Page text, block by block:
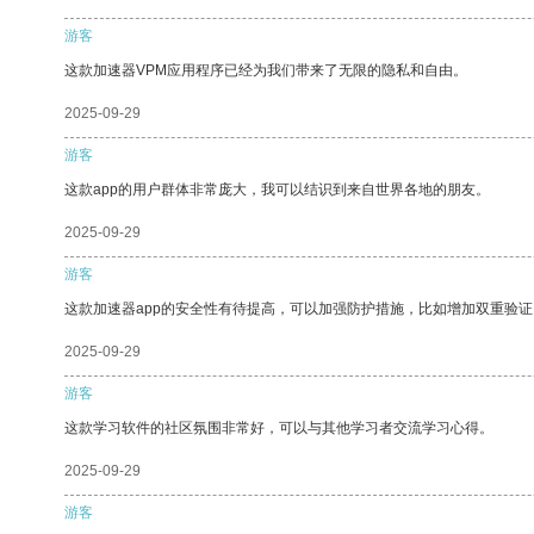
游客
这款加速器VPM应用程序已经为我们带来了无限的隐私和自由。
2025-09-29
游客
这款app的用户群体非常庞大，我可以结识到来自世界各地的朋友。
2025-09-29
游客
这款加速器app的安全性有待提高，可以加强防护措施，比如增加双重验
2025-09-29
游客
这款学习软件的社区氛围非常好，可以与其他学习者交流学习心得。
2025-09-29
游客